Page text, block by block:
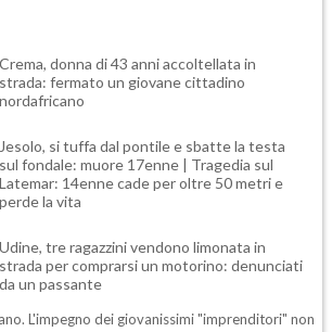
Crema, donna di 43 anni accoltellata in
strada: fermato un giovane cittadino
nordafricano
Jesolo, si tuffa dal pontile e sbatte la testa
sul fondale: muore 17enne | Tragedia sul
Latemar: 14enne cade per oltre 50 metri e
perde la vita
Udine, tre ragazzini vendono limonata in
strada per comprarsi un motorino: denunciati
da un passante
L'impegno dei giovanissimi "imprenditori" non